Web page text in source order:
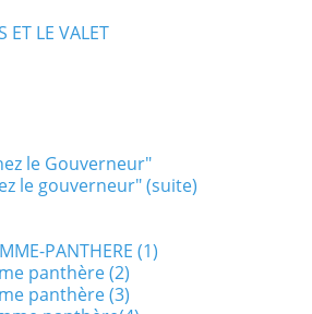
ET LE VALET
le Gouverneur"
le gouverneur" (suite)
PANTHERE (1)
panthère (2)
panthère (3)